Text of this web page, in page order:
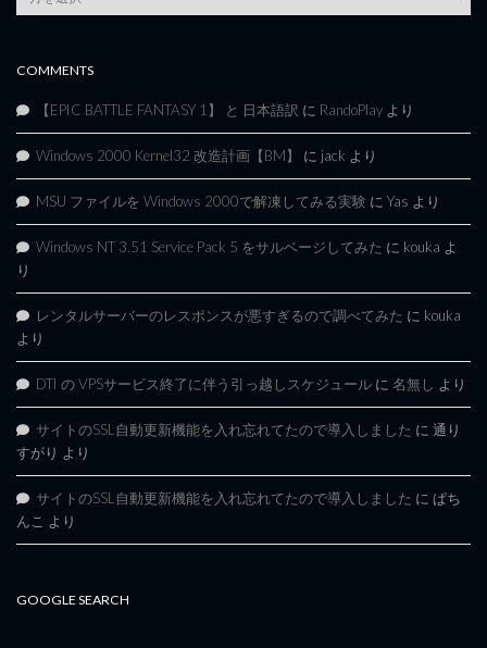
Archives
COMMENTS
【EPIC BATTLE FANTASY 1】 と 日本語訳 に RandoPlay より
Windows 2000 Kernel32 改造計画【BM】 に jack より
MSU ファイルを Windows 2000で解凍してみる実験 に Yas より
Windows NT 3.51 Service Pack 5 をサルベージしてみた に kouka よ
り
レンタルサーバーのレスポンスが悪すぎるので調べてみた に kouka
より
DTI の VPSサービス終了に伴う引っ越しスケジュール に 名無し より
サイトのSSL自動更新機能を入れ忘れてたので導入しました に 通り
すがり より
サイトのSSL自動更新機能を入れ忘れてたので導入しました に ぱち
んこ より
GOOGLE SEARCH